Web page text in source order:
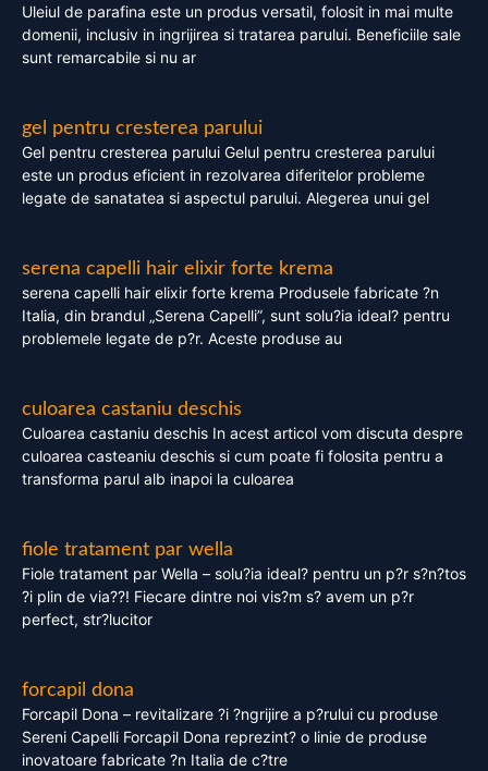
Uleiul de parafina este un produs versatil, folosit in mai multe
domenii, inclusiv in ingrijirea si tratarea parului. Beneficiile sale
sunt remarcabile si nu ar
gel pentru cresterea parului
Gel pentru cresterea parului Gelul pentru cresterea parului
este un produs eficient in rezolvarea diferitelor probleme
legate de sanatatea si aspectul parului. Alegerea unui gel
serena capelli hair elixir forte krema
serena capelli hair elixir forte krema Produsele fabricate ?n
Italia, din brandul „Serena Capelli”, sunt solu?ia ideal? pentru
problemele legate de p?r. Aceste produse au
culoarea castaniu deschis
Culoarea castaniu deschis In acest articol vom discuta despre
culoarea casteaniu deschis si cum poate fi folosita pentru a
transforma parul alb inapoi la culoarea
fiole tratament par wella
Fiole tratament par Wella – solu?ia ideal? pentru un p?r s?n?tos
?i plin de via??! Fiecare dintre noi vis?m s? avem un p?r
perfect, str?lucitor
forcapil dona
Forcapil Dona – revitalizare ?i ?ngrijire a p?rului cu produse
Sereni Capelli Forcapil Dona reprezint? o linie de produse
inovatoare fabricate ?n Italia de c?tre